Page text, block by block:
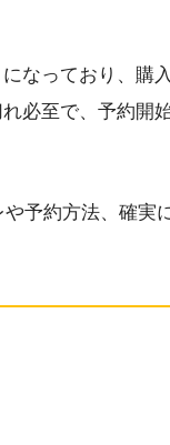
なっており、購
必至で、予約開
予約方法、確実